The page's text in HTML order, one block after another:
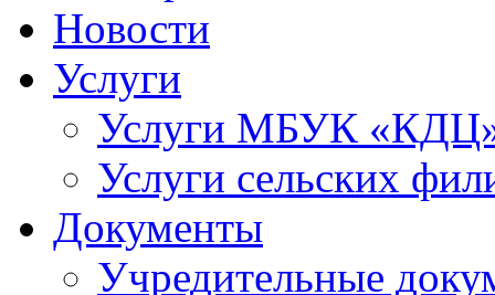
Новости
Услуги
Услуги МБУК
Услуги сельских
Документы
Учредительные